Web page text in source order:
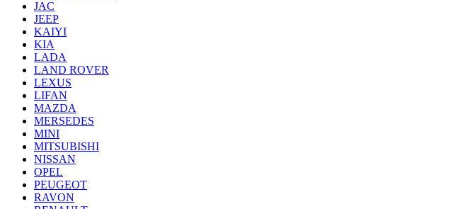
JAC
JEEP
KAIYI
KIA
LADA
LAND ROVER
LEXUS
LIFAN
MAZDA
MERSEDES
MINI
MITSUBISHI
NISSAN
OPEL
PEUGEOT
RAVON